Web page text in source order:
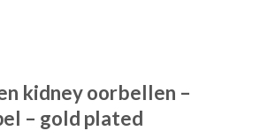
kidney oorbellen –
– gold plated